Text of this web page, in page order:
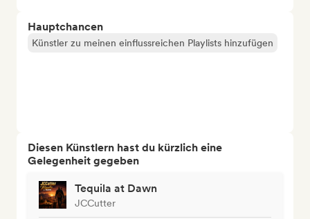
Hauptchancen
Künstler zu meinen einflussreichen Playlists hinzufügen
Diesen Künstlern hast du kürzlich eine
Gelegenheit gegeben
Tequila at Dawn
JCCutter